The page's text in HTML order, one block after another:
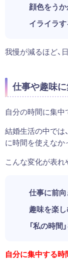
顔色をう
イライラ
我慢が減るほど、
仕事や趣味
自分の時間に集中
結婚生活の中では
に時間を使えなか
こんな変化が表れ
仕事に前
趣味を楽
「私の時間
自分に集中する時